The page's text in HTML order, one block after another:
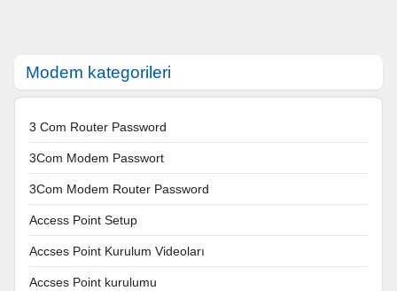
Modem kategorileri
3 Com Router Password
3Com Modem Passwort
3Com Modem Router Password
Access Point Setup
Accses Point Kurulum Videoları
Accses Point kurulumu